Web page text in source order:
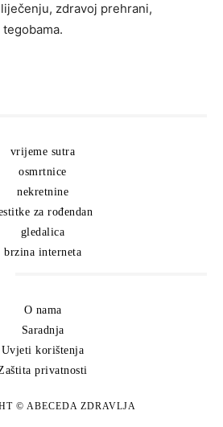
zdravoj prehrani,
vrijeme sutra
osmrtnice
nekretnine
za rođendan
gledalica
brzina interneta
O nama
Saradnja
Uvjeti korištenja
privatnosti
© ABECEDA ZDRAVLJA